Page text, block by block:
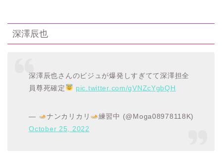
深澤辰也
深澤辰也さんのビジュが爆発しすぎてて深澤担全
員尊死確定
pic.twitter.com/gVNZcYgbQH
— ナンカリカリ
練習中 (@Moga08978118K)
October 25, 2022